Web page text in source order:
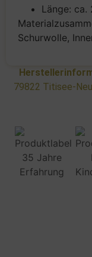
Länge: ca.
Schurwolle,
79822 Titisee-